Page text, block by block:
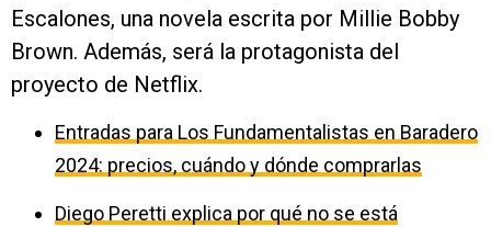
Escalones, una novela escrita por Millie Bobby
Brown. Además, será la protagonista del
proyecto de Netflix.
Entradas para Los Fundamentalistas en Baradero
2024: precios, cuándo y dónde comprarlas
Diego Peretti explica por qué no se está